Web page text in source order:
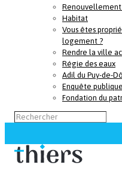
Renouvellement
Habitat
Vous êtes
logement ?
Rendre la ville
Régie des eaux
Adil du Puy-de-
Enquête publique
Fondation du